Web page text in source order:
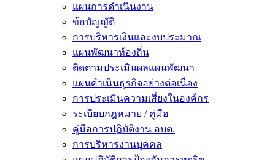
แผนการดำเนินงาน
ข้อบัญญัติ
การบริหารเงินและงบประมาณ
แผนพัฒนาท้องถิ่น
ติดตามประเมินผลแผนพัฒนา
แผนดำเนินธุรกิจอย่างต่อเนื่อง
การประเมินความเสี่ยงในองค์กร
ระเบียบกฎหมาย / คู่มือ
คู่มือการปฎิบัติงาน อบต.
การบริหารงานบุคคล